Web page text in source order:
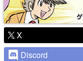
X
Discord